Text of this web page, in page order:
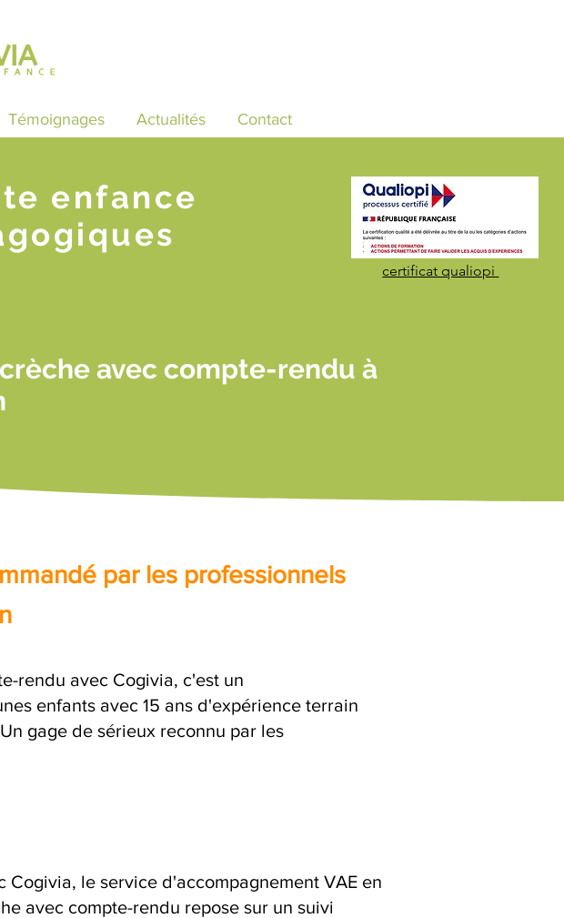
Témoignages Actualités Contact
enfance
certificat qualiopi
avec compte-rendu à
par les professionnels
rendu avec Cogivia, c'est un
enfants avec 15 ans d'expérience terrain
gage de sérieux reconnu par les
Cogivia, le service d'accompagnement VAE en
avec compte-rendu repose sur un suivi